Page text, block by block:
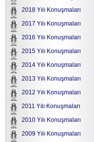
2018 Yılı Konuşmaları
2017 Yılı Konuşmaları
2016 Yılı Konuşmaları
2015 Yılı Konuşmaları
2014 Yılı Konuşmaları
2013 Yılı Konuşmaları
2012 Yılı Konuşmaları
2011 Yılı Konuşmaları
2010 Yılı Konuşmaları
2009 Yılı Konuşmaları